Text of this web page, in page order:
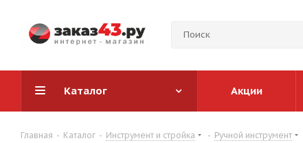
Каталог Акции
Главная - Каталог - Инструмент и стройка - Ручной инструмент